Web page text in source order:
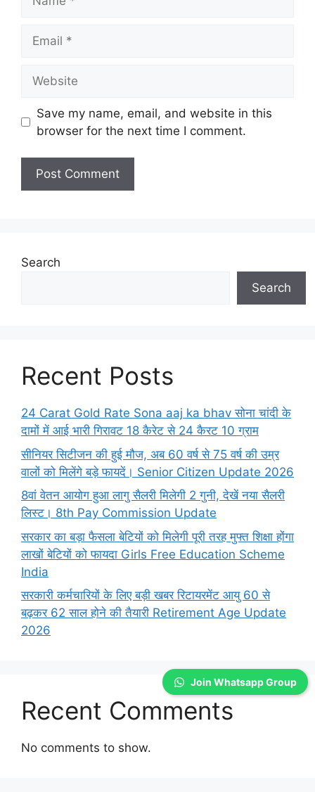
Save my name, email, and website in this
browser for the next time I comment.
Search
Search
Recent Posts
24 Carat Gold Rate Sona aaj ka bhav सोना चांदी के
दामों में आई भारी गिरावट 18 कैरेट से 24 कैरट 10 ग्राम
सीनियर सिटीजन की हुई मौज, अब 60 वर्ष से 75 वर्ष की उम्र
वालों को मिलेंगे बड़े फायदें। Senior Citizen Update 2026
8वां वेतन आयोग हुआ लागु सैलरी मिलेगी 2 गुनी, देखें नया सैलरी
लिस्ट। 8th Pay Commission Update
सरकार का बड़ा फैसला बेटियों को मिलेगी पूरी तरह मुफ्त शिक्षा होंगा
लाखों बेटियों को फायदा Girls Free Education Scheme
India
सरकारी कर्मचारियों के लिए बड़ी खबर रिटायरमेंट आयु 60 से
बढ़कर 62 साल होने की तैयारी Retirement Age Update
2026
Recent Comments
No comments to show.
Join Whatsapp Group